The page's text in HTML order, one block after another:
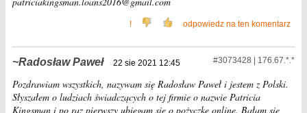
! odpowiedz na ten komentarz
Radosław Paweł #3073428 | 176.67.*.*
22 sie 2021 12:45
Pozdrawiam wszystkich, nazywam się Radosław Paweł i jestem z Polski.
Słyszałem o ludziach świadczących o tej firmie o nazwie Patricia
Kingsman i po raz pierwszy ubiegam się o pożyczkę online. Bałam się